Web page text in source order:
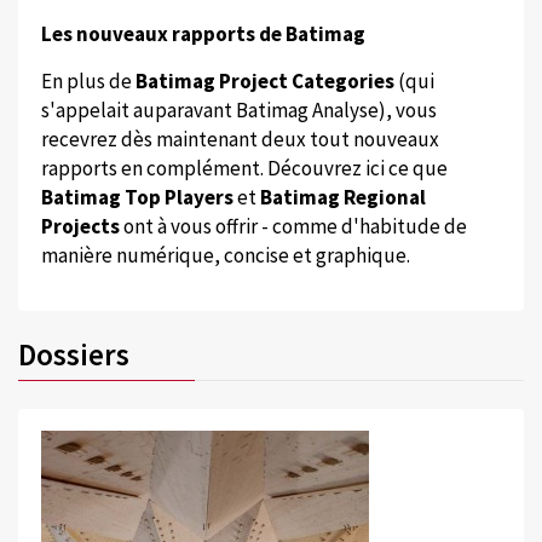
Les nouveaux rapports de Batimag
En plus deBatimag Project Categories(qui
s'appelait auparavant Batimag Analyse), vous
recevrez dès maintenant deux tout nouveaux
rapports en complément. Découvrez ici ce que
Batimag Top PlayersetBatimag Regional
Projectsont à vous offrir - comme d'habitude de
manière numérique, concise et graphique.
Dossiers